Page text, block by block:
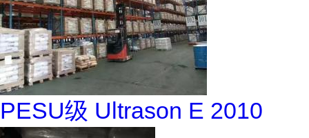
PESU级 Ultrason E 2010